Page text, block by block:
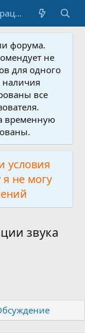
Регистрация
форума.
не
для одного
наличия
все
временную
условия
не могу
звука